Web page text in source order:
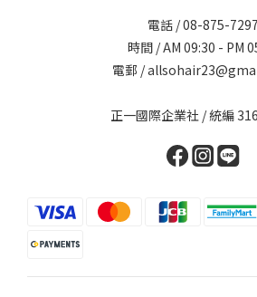
電話 / 08-875-7297
時間 / AM 09:30 - PM
電郵 /
正一國際企業社 / 統編